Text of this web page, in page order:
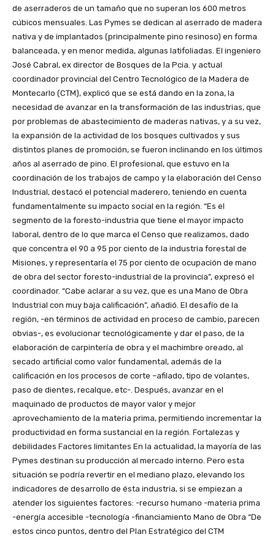
de aserraderos de un tamaño que no superan los 600 metros
cúbicos mensuales. Las Pymes se dedican al aserrado de madera
nativa y de implantados (principalmente pino resinoso) en forma
balanceada, y en menor medida, algunas latifoliadas. El ingeniero
José Cabral, ex director de Bosques de la Pcia. y actual
coordinador provincial del Centro Tecnológico de la Madera de
Montecarlo (CTM), explicó que se está dando en la zona, la
necesidad de avanzar en la transformación de las industrias, que
por problemas de abastecimiento de maderas nativas, y a su vez,
la expansión de la actividad de los bosques cultivados y sus
distintos planes de promoción, se fueron inclinando en los últimos
años al aserrado de pino. El profesional, que estuvo en la
coordinación de los trabajos de campo y la elaboración del Censo
Industrial, destacó el potencial maderero, teniendo en cuenta
fundamentalmente su impacto social en la región. “Es el
segmento de la foresto-industria que tiene el mayor impacto
laboral, dentro de lo que marca el Censo que realizamos, dado
que concentra el 90 a 95 por ciento de la industria forestal de
Misiones, y representaría el 75 por ciento de ocupación de mano
de obra del sector foresto-industrial de la provincia”, expresó el
coordinador. “Cabe aclarar a su vez, que es una Mano de Obra
Industrial con muy baja calificación”, añadió. El desafío de la
región, -en términos de actividad en proceso de cambio, parecen
obvias-, es evolucionar tecnológicamente y dar el paso, de la
elaboración de carpintería de obra y el machimbre oreado, al
secado artificial como valor fundamental, además de la
calificación en los procesos de corte –afilado, tipo de volantes,
paso de dientes, recalque, etc-. Después, avanzar en el
maquinado de productos de mayor valor y mejor
aprovechamiento de la materia prima, permitiendo incrementar la
productividad en forma sustancial en la región. Fortalezas y
debilidades Factores limitantes En la actualidad, la mayoría de las
Pymes destinan su producción al mercado interno. Pero esta
situación se podría revertir en el mediano plazo, elevando los
indicadores de desarrollo de ésta industria, si se empiezan a
atender los siguientes factores: -recurso humano -materia prima
-energía accesible -tecnología -financiamiento Mano de Obra “De
estos cinco puntos, dentro del Plan Estratégico del CTM